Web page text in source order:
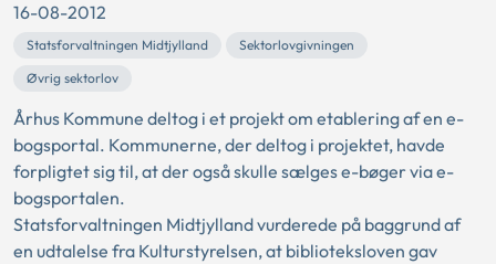
16-08-2012
Statsforvaltningen Midtjylland
Sektorlovgivningen
Øvrig sektorlov
Århus Kommune deltog i et projekt om etablering af en e-
bogsportal. Kommunerne, der deltog i projektet, havde
forpligtet sig til, at der også skulle sælges e-bøger via e-
bogsportalen.
Statsforvaltningen Midtjylland vurderede på baggrund af
en udtalelse fra Kulturstyrelsen, at biblioteksloven gav